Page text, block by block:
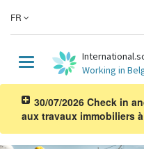
FR
Toggle
navigation
Working in
30/07/2026 Check in
aux travaux immobiliers